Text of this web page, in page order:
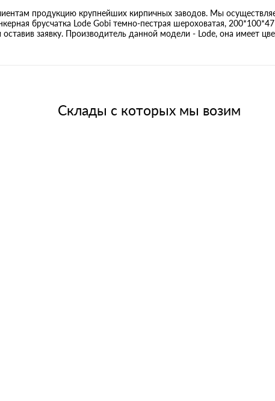
продукцию крупнейших кирпичных заводов. Мы
брусчатка Lode Gobi темно-пестрая шероховатая,
заявку. Производитель данной модели - Lode, она имеет
Склады с которых мы возим